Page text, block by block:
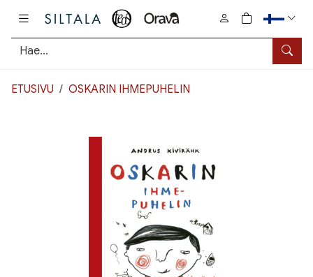
Hae
0
tuotetta
ETUSIVU OSKARIN IHMEPUHELIN